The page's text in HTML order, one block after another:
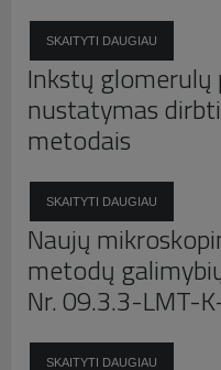
SKAITYTI DAUGIAU
Inkstų
nustatymas
metodais
SKAITYTI DAUGIAU
Naujų
metodų
Nr. 09.3.3-LMT-
SKAITYTI DAUGIAU